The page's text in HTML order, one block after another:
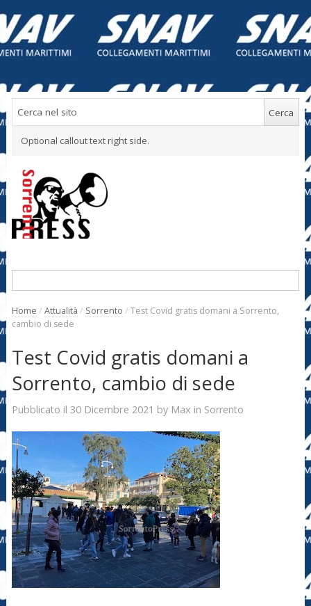
Optional callout text right side.
Home / Attualità / Sorrento / Test Covid gratis domani a Sorrento,
cambio di sede
Test Covid gratis domani a
Sorrento, cambio di sede
Pubblicato il 30 Dicembre 2021 by Max in Sorrento